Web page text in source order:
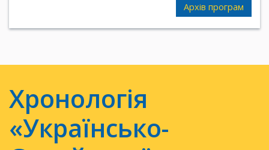
Архів програм
Хронологія
«Українсько-